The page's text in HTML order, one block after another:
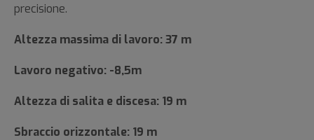
precisione.
Altezza massima di lavoro: 37 m
Lavoro negativo: -8,5m
Altezza di salita e discesa: 19 m
Sbraccio orizzontale: 19 m